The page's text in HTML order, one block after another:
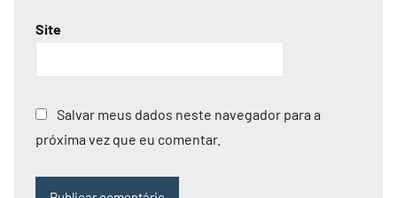
Site
Salvar meus dados neste navegador para a
próxima vez que eu comentar.